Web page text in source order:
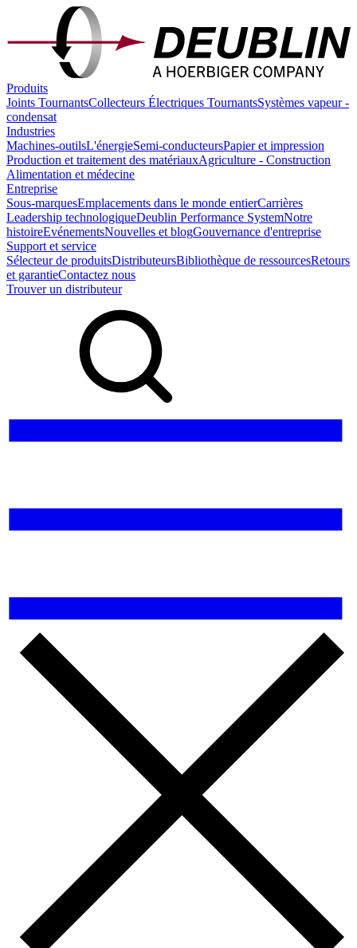
Produits
Joints TournantsCollecteurs Électriques TournantsSystèmes vapeur -
condensat
Industries
Machines-outilsL'énergieSemi-conducteursPapier et impression
Production et traitement des matériauxAgriculture - Construction
Alimentation et médecine
Entreprise
Sous-marquesEmplacements dans le monde entierCarrières
Leadership technologiqueDeublin Performance SystemNotre
histoireEvénementsNouvelles et blogGouvernance d'entreprise
Support et service
Sélecteur de produitsDistributeursBibliothèque de ressourcesRetours
et garantieContactez nous
Trouver un distributeur